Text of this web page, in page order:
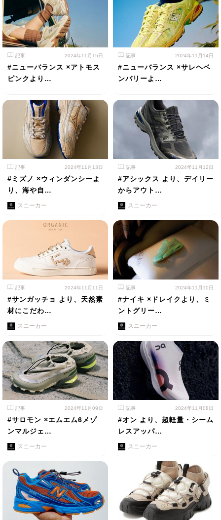
記事 2024年11月15日
#ニューバランス ×アトモス
ピンクより…
記事 2024年11月14日
#ニューバランス ×サレヘベ
ンバリーよ…
記事 2024年11月13日
#ミズノ ×ウィンダンシーよ
り、海や⾃…
スニーカー
記事 2024年11月12日
#アシックス より、デイリー
からアウト…
スニーカー
記事 2024年11月11日
#サンガッチョ より、天然素
材にこだわ…
スニーカー
記事 2024年11月10日
#ナイキ ×ドレイクより、ミ
ントグリー…
スニーカー
記事 2024年11月09日
#サロモン ×エムエム6メゾ
ンマルジェ…
スニーカー
記事 2024年11月08日
#オン より、超軽量・シーム
レスアッパ…
スニーカー